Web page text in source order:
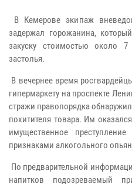
В Кемерове экипаж
задержал горожанина,
закуску стоимостью около
застолья.
В вечернее время
гипермаркету на проспекте
стражи правопорядка
похитителя товара. Им
имущественное
признаками алкогольного
По предварительной
напитков подозреваемый